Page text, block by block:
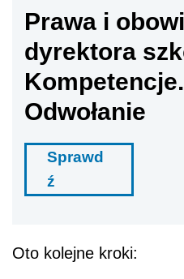
Prawa i
dyrektora
Odwołanie
Sprawd
ź
Oto kolejne kroki: